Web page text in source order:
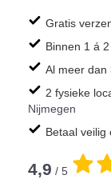
Gratis
Binnen 1 á
Al meer dan
2 fysieke
Nijmegen
Betaal veilig
4,9 / 5